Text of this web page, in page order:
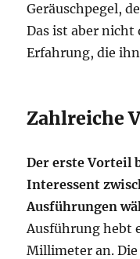
Geräuschpegel,
Das ist aber nicht
Erfahrung, die
Zahlreiche
Der erste Vorteil
Interessent
Ausführungen
Ausführung hebt
Millimeter an.